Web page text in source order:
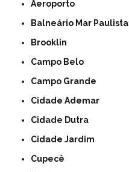
Aeroporto
Balneário Mar Paulista
Brooklin
Campo Belo
Campo Grande
Cidade Ademar
Cidade Dutra
Cidade Jardim
Cupecê